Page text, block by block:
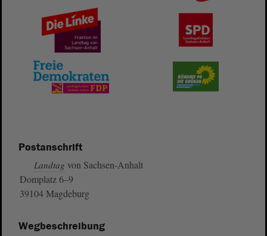
Postanschrift
Landtag von Sachsen-Anhalt
Domplatz 6–9
39104 Magdeburg
Wegbeschreibung